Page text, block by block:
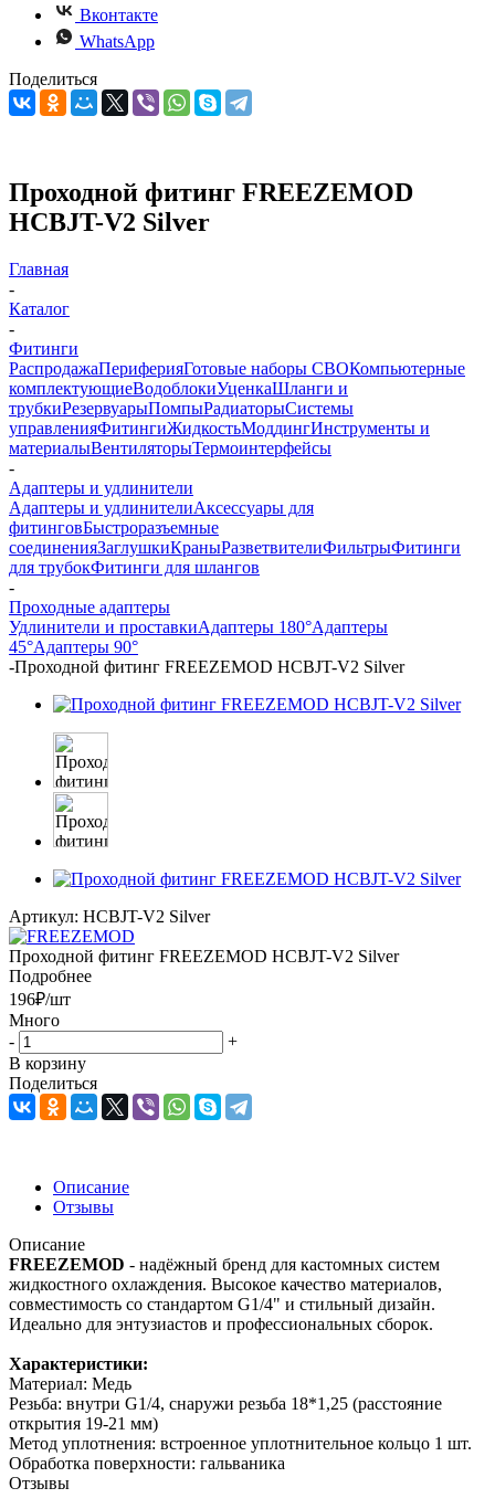
Вконтакте
WhatsApp
Поделиться
Проходной фитинг FREEZEMOD
HCBJT-V2 Silver
Главная
-
Каталог
-
Фитинги
РаспродажаПериферияГотовые наборы СВОКомпьютерные
комплектующиеВодоблокиУценкаШланги и
трубкиРезервуарыПомпыРадиаторыСистемы
управленияФитингиЖидкостьМоддингИнструменты и
материалыВентиляторыТермоинтерфейсы
-
Адаптеры и удлинители
Адаптеры и удлинителиАксессуары для
фитинговБыстроразъемные
соединенияЗаглушкиКраныРазветвителиФильтрыФитинги
для трубокФитинги для шлангов
-
Проходные адаптеры
Удлинители и проставкиАдаптеры 180°Адаптеры
45°Адаптеры 90°
-Проходной фитинг FREEZEMOD HCBJT-V2 Silver
Артикул: HCBJT-V2 Silver
Проходной фитинг FREEZEMOD HCBJT-V2 Silver
Подробнее
196₽/шт
Много
-
+
В корзину
Поделиться
Описание
Отзывы
Описание
FREEZEMOD - надёжный бренд для кастомных систем
жидкостного охлаждения. Высокое качество материалов,
совместимость со стандартом G1/4" и стильный дизайн.
Идеально для энтузиастов и профессиональных сборок.
Характеристики:
Материал: Медь
Резьба: внутри G1/4, снаружи резьба 18*1,25 (расстояние
открытия 19-21 мм)
Метод уплотнения: встроенное уплотнительное кольцо 1 шт.
Обработка поверхности: гальваника
Отзывы